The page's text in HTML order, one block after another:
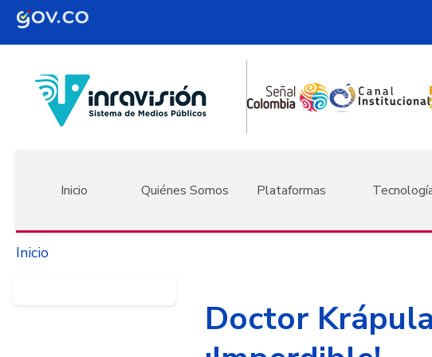
Pasar al contenido principal
Inicio Quiénes Somos Plataformas
Inicio
Doctor